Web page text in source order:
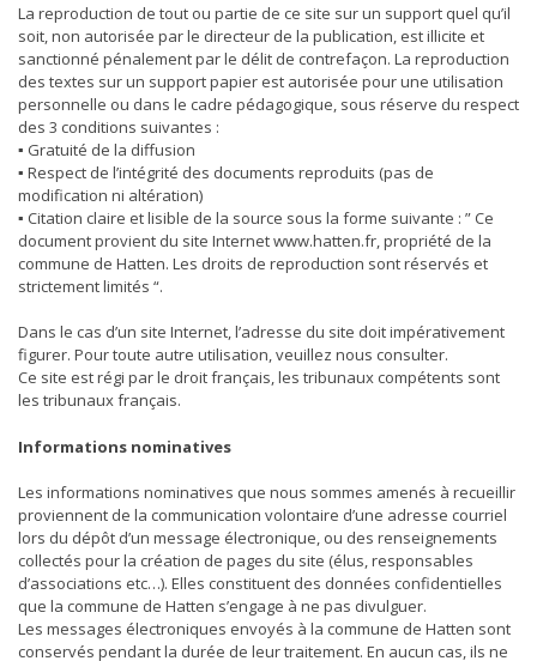
La reproduction de tout ou partie de ce site sur un support quel qu’il
soit, non autorisée par le directeur de la publication, est illicite et
sanctionné pénalement par le délit de contrefaçon. La reproduction
des textes sur un support papier est autorisée pour une utilisation
personnelle ou dans le cadre pédagogique, sous réserve du respect
des 3 conditions suivantes :
▪ Gratuité de la diffusion
▪ Respect de l’intégrité des documents reproduits (pas de
modification ni altération)
▪ Citation claire et lisible de la source sous la forme suivante : ” Ce
document provient du site Internet www.hatten.fr, propriété de la
commune de Hatten. Les droits de reproduction sont réservés et
strictement limités “.
Dans le cas d’un site Internet, l’adresse du site doit impérativement
figurer. Pour toute autre utilisation, veuillez nous consulter.
Ce site est régi par le droit français, les tribunaux compétents sont
les tribunaux français.
Informations nominatives
Les informations nominatives que nous sommes amenés à recueillir
proviennent de la communication volontaire d’une adresse courriel
lors du dépôt d’un message électronique, ou des renseignements
collectés pour la création de pages du site (élus, responsables
d’associations etc…). Elles constituent des données confidentielles
que la commune de Hatten s’engage à ne pas divulguer.
Les messages électroniques envoyés à la commune de Hatten sont
conservés pendant la durée de leur traitement. En aucun cas, ils ne